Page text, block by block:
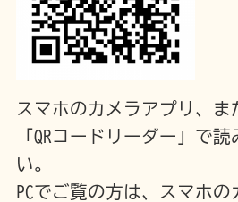
スマホのカメラアプリ、ま
「QRコードリーダー」で
い。
PCでご覧の方は、スマホの